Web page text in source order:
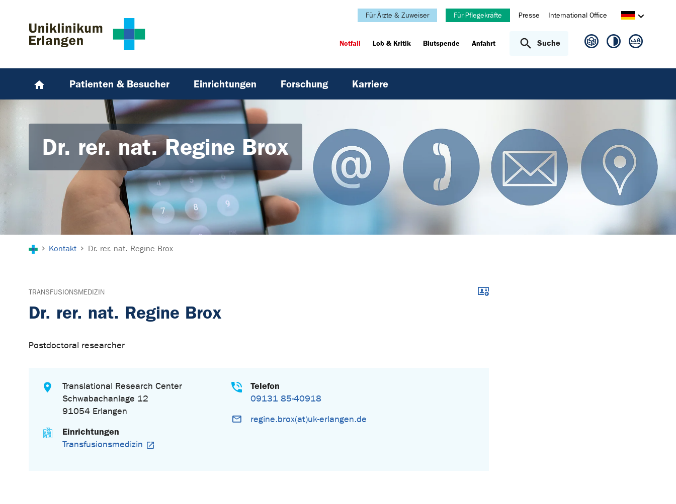
Für Ärzte & Zuweiser Für Pflegekräfte Presse International Office
Notfall Lob & Kritik Blutspende Anfahrt Suche
Patienten & Besucher Einrichtungen Forschung Karriere
Dr. rer. nat. Regine Brox
Kontakt Dr. rer. nat. Regine Brox
TRANSFUSIONSMEDIZIN
Dr. rer. nat. Regine Brox
Postdoctoral researcher
Download im .vcf-Format
Translational Research Center
Schwabachanlage 12
91054 Erlangen
Einrichtungen
Transfusionsmedizin
Telefon
09131 85-40918
regine.brox(at)uk-erlangen.de